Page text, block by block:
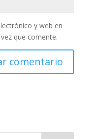
y web en
que comente.